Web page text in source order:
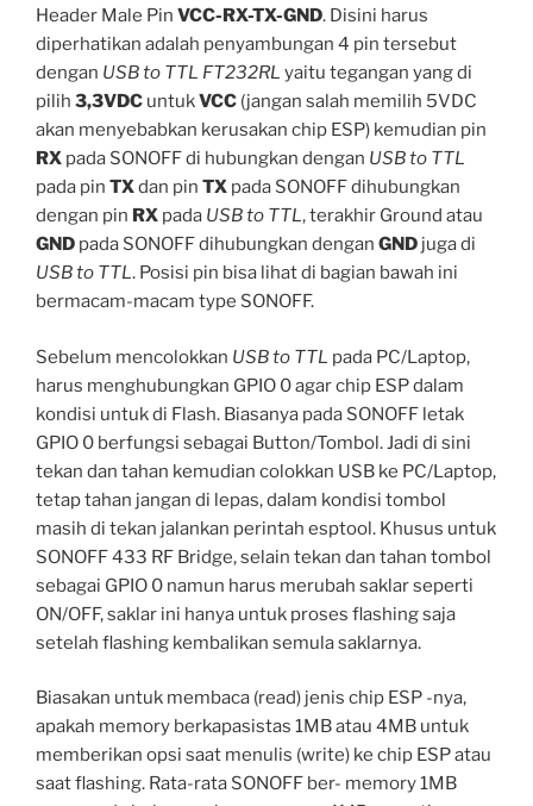
Header Male Pin VCC-RX-TX-GND. Disini harus
diperhatikan adalah penyambungan 4 pin tersebut
dengan USB to TTL FT232RL yaitu tegangan yang di
pilih 3,3VDC untukVCC (jangan salah memilih 5VDC
akan menyebabkan kerusakan chip ESP) kemudian pin
RX pada SONOFF di hubungkan dengan USB to TTL
pada pin TXdan pin TX pada SONOFF dihubungkan
dengan pin RX pada USB to TTL, terakhir Ground atau
GND pada SONOFF dihubungkan dengan GND juga di
USB to TTL. Posisi pin bisa lihat di bagian bawah ini
bermacam-macam type SONOFF.
Sebelum mencolokkan USB to TTL pada PC/Laptop,
harus menghubungkan GPIO 0 agar chip ESP dalam
kondisi untuk di Flash. Biasanya pada SONOFF letak
GPIO 0 berfungsi sebagai Button/Tombol. Jadi di sini
tekan dan tahan kemudian colokkan USB ke PC/Laptop,
tetap tahan jangan di lepas, dalam kondisi tombol
masih di tekan jalankan perintah esptool. Khusus untuk
SONOFF 433 RF Bridge, selain tekan dan tahan tombol
sebagai GPIO 0 namun harus merubah saklar seperti
ON/OFF, saklar ini hanya untuk proses flashing saja
setelah flashing kembalikan semula saklarnya.
Biasakan untuk membaca (read) jenis chip ESP -nya,
apakah memory berkapasistas 1MB atau 4MB untuk
memberikan opsi saat menulis (write) ke chip ESP atau
saat flashing. Rata-rata SONOFF ber- memory 1MB